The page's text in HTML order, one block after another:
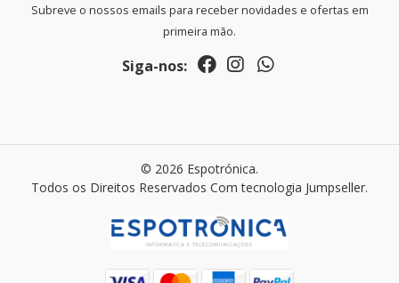
Subreve o nossos emails para receber novidades e ofertas em
primeira mão.
Siga-nos:
© 2026 Espotrónica.
Todos os Direitos Reservados Com tecnologia Jumpseller.